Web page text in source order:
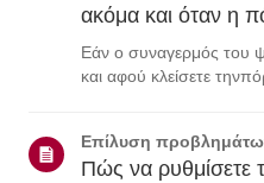
ακόμα και όταν η
Εάν ο συναγερμός του
και αφού κλείσετε
πόρτας.Πρώτα, ελέγξτε
Επίλυση
Πώς να ρυθμίσετε